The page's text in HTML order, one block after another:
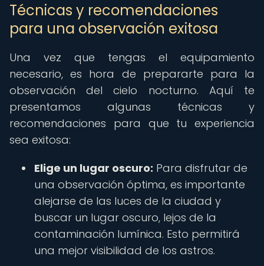
Técnicas y recomendaciones
para una observación exitosa
Una vez que tengas el equipamiento
necesario, es hora de prepararte para la
observación del cielo nocturno. Aquí te
presentamos algunas técnicas y
recomendaciones para que tu experiencia
sea exitosa:
Elige un lugar oscuro: Para disfrutar de
una observación óptima, es importante
alejarse de las luces de la ciudad y
buscar un lugar oscuro, lejos de la
contaminación lumínica. Esto permitirá
una mejor visibilidad de los astros.